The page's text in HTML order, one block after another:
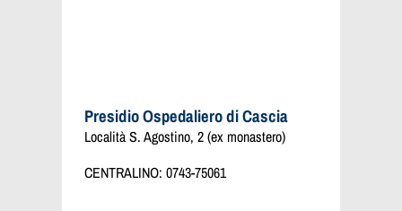
Presidio Ospedaliero di Cascia
Località S. Agostino, 2 (ex monastero)
CENTRALINO: 0743-75061